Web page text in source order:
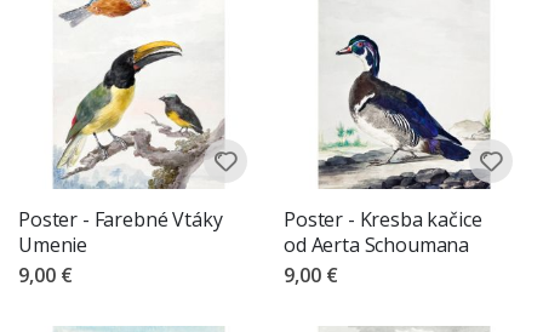
Poster - Farebné Vtáky
Umenie
9,00 €
Poster - Kresba kačice
od Aerta Schoumana
9,00 €